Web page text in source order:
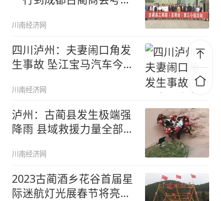
川南经济网
四川泸州：夫妻闹口角发
生事故 坠江宝马汽车今被
川南经济网
泸州：古蔺县发生极端强
降雨 县域救援力量全部出
川南经济网
2023古蔺酒乡花谷首届星
际迷航灯光展春节将亮相